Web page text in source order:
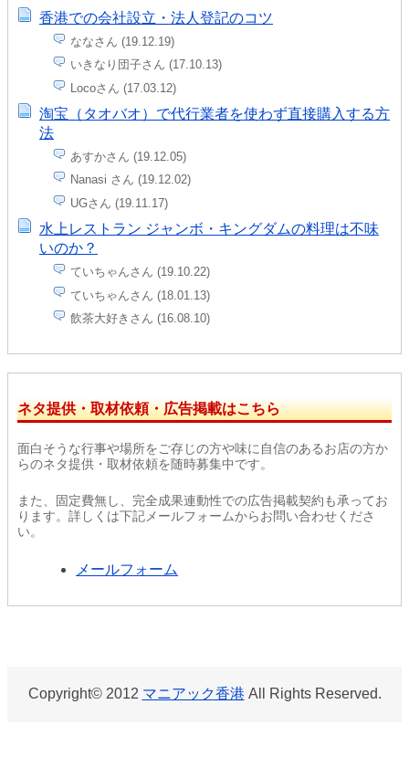
香港での会社設立・法人登記のコツ
ななさん (19.12.19)
いきなり団子さん (17.10.13)
Locoさん (17.03.12)
淘宝（タオバオ）で代行業者を使わず直接購入する方
法
あすかさん (19.12.05)
Nanasi さん (19.12.02)
UGさん (19.11.17)
水上レストラン ジャンボ・キングダムの料理は不味
いのか？
ていちゃんさん (19.10.22)
ていちゃんさん (18.01.13)
飲茶大好きさん (16.08.10)
ネタ提供・取材依頼・広告掲載はこちら
面白そうな行事や場所をご存じの方や味に自信のあるお店の方か
らのネタ提供・取材依頼を随時募集中です。
また、固定費無し、完全成果連動性での広告掲載契約も承ってお
ります。詳しくは下記メールフォームからお問い合わせくださ
い。
メールフォーム
Copyright© 2012 マニアック香港 All Rights Reserved.